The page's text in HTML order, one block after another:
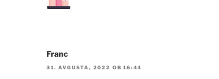
Franc
31. AVGUSTA, 2022 OB 16:44